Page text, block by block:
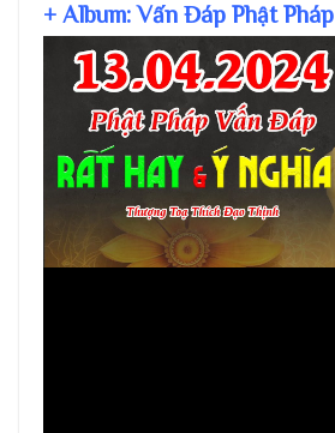
+ Album: Vấn Đáp Phật Pháp